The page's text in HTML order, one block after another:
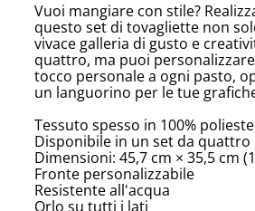
Vuoi mangiare con stile?
questo set di tovagliette non
vivace galleria di gusto e
quattro, ma puoi
tocco personale a ogni pasto,
un languorino per le tue
Tessuto spesso in 100%
Disponibile in un set da quattro
Dimensioni: 45,7 cm × 35,5 cm
Fronte personalizzabile
Resistente all'acqua
Orlo su tutti i lati